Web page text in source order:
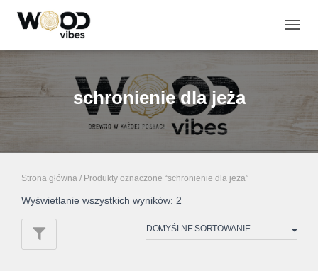
schronienie dla jeża
Strona główna / Produkty oznaczone “schronienie dla jeża”
Wyświetlanie wszystkich wyników: 2